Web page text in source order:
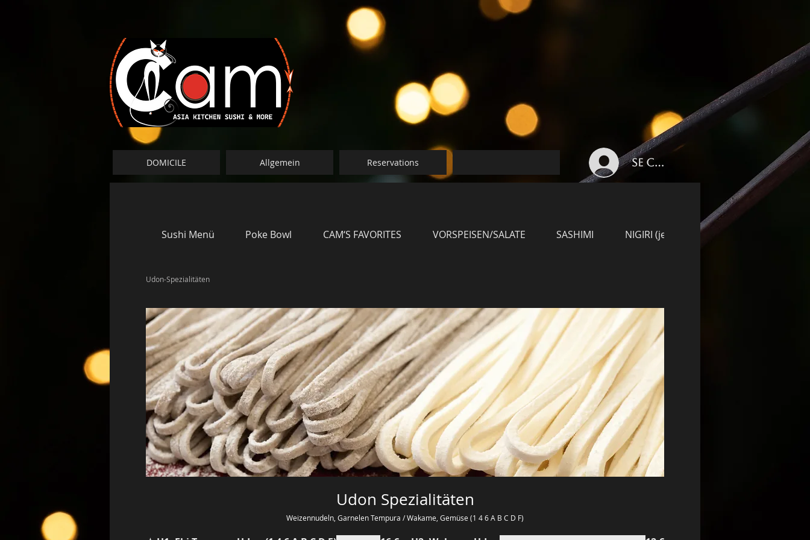
DOMICILE Allgemein Reservations Se connecter
Sushi Menü Poke Bowl CAM‘S FAVORITES VORSPEISEN/SALATE SASHIMI NIGIRI (je 2 STÜCK)
Udon-Spezialitäten
Udon Spezialitäten
Weizennudeln, Garnelen Tempura / Wakame, Gemüse (1 4 6 A B C D F)